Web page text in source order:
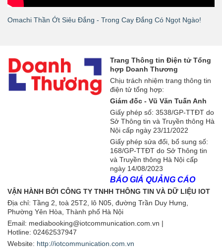
Omachi Thần Ớt Siêu Đắng - Trong Cay Đắng Có Ngọt Ngào!
Trang Thông tin Điện tử Tổng
hợp Doanh Thương
Chịu trách nhiệm trang thông tin
điện tử tổng hợp:
Giám đốc - Vũ Văn Tuấn Anh
Giấy phép số: 3538/GP-TTĐT do
Sở Thông tin và Truyền thông Hà
Nội cấp ngày 23/11/2022
Giấy phép sửa đổi, bổ sung số:
168/GP-TTĐT do Sở Thông tin
và Truyền thông Hà Nội cấp
ngày 14/08/2023
BÁO GIÁ QUẢNG CÁO
VẬN HÀNH BỞI CÔNG TY TNHH THÔNG TIN VÀ DỮ LIỆU IOT
Địa chỉ: Tầng 2, toà 25T2, lô N05, đường Trần Duy Hưng,
Phường Yên Hòa, Thành phố Hà Nội
Email: mediabooking@iotcommunication.com.vn |
Hotline: 02462537947
Website: http://iotcommunication.com.vn